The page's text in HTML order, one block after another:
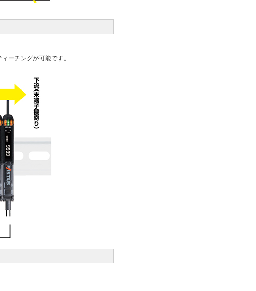
ーチングが可能です。